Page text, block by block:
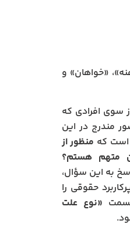
«خواهان» و
سوی افرادی که
مندرج در این
است که منظور از
متهم هستم؟
به این سؤال،
حقوقی را
«نوع علت